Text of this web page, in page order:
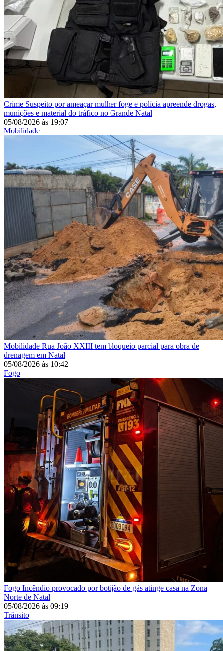
Crime Suspeito por ameaçar mulher foge e polícia apreende drogas,
munições e material do tráfico no Grande Natal
05/08/2026 às 19:07
Mobilidade
Mobilidade Rua João XXIII tem bloqueio parcial para obra de
drenagem em Natal
05/08/2026 às 10:42
Fogo
Fogo Incêndio provocado por botijão de gás atinge casa na Zona
Norte de Natal
05/08/2026 às 09:19
Trânsito